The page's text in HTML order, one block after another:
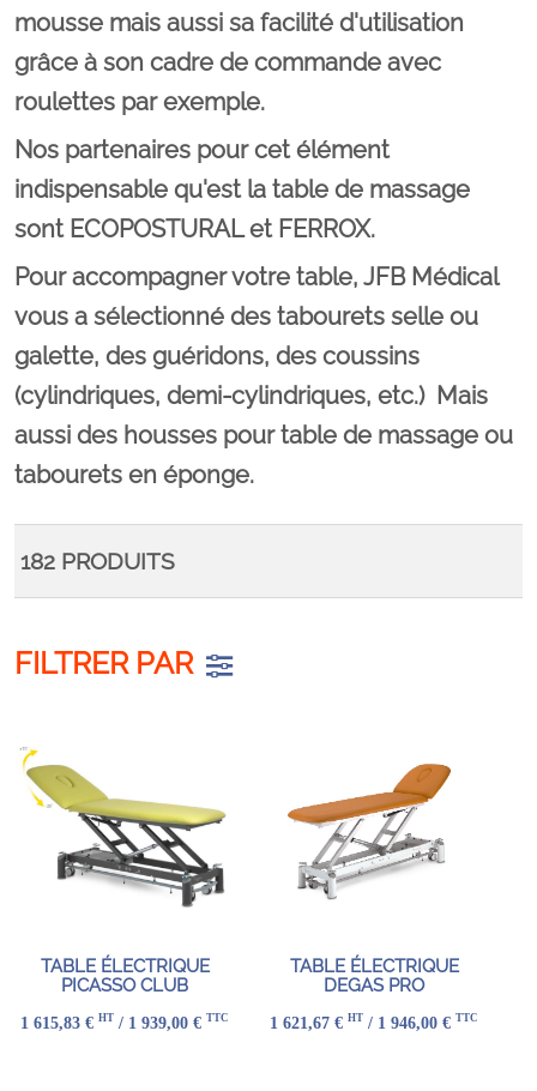
mousse mais aussi sa facilité d'utilisation
grâce à son cadre de commande avec
roulettes par exemple.
Nos partenaires pour cet élément
indispensable qu'est la table de massage
sont ECOPOSTURAL et FERROX.
Pour accompagner votre table, JFB Médical
vous a sélectionné des tabourets selle ou
galette, des guéridons, des coussins
(cylindriques, demi-cylindriques, etc.) Mais
aussi des housses pour table de massage ou
tabourets en éponge.
182 PRODUITS
FILTRER PAR
TABLE ÉLECTRIQUE
PICASSO CLUB
1 615,83 € HT / 1 939,00 € TTC
TABLE ÉLECTRIQUE
DEGAS PRO
1 621,67 € HT / 1 946,00 € TTC